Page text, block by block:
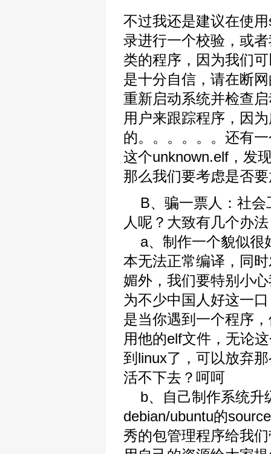
不过我还是建议在使
录进行一个校验，或
类的程序，因为我们
是十分自信，请在断
重新启动系统并检查
用户来跟踪程序，因
的。。。。。。还有
这个unknown.elf，发
那么我们要考虑是否
B、骗一票人：社会
人呢？大致有几个办
a、制作一个貌似很
本无法正常编译，同
媚外，我们要特别小
为不少中国人好这一
是当你遇到一个程序
用他的elf文件，无论
到linux了，可以放弃
活不下去？呵呵
b、自己制作系统升
debian/ubuntu的
秀的包管理程序给我